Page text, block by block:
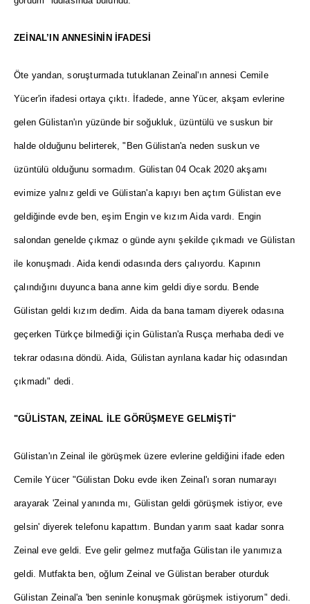
ZEİNAL’IN ANNESİNİN İFADESİ
Öte yandan, soruşturmada tutuklanan Zeinal'ın annesi Cemile
Yücer'in ifadesi ortaya çıktı. İfadede, anne Yücer, akşam evlerine
gelen Gülistan'ın yüzünde bir soğukluk, üzüntülü ve suskun bir
halde olduğunu belirterek, "Ben Gülistan'a neden suskun ve
üzüntülü olduğunu sormadım. Gülistan 04 Ocak 2020 akşamı
evimize yalnız geldi ve Gülistan'a kapıyı ben açtım Gülistan eve
geldiğinde evde ben, eşim Engin ve kızım Aida vardı. Engin
salondan genelde çıkmaz o günde aynı şekilde çıkmadı ve Gülistan
ile konuşmadı. Aida kendi odasında ders çalıyordu. Kapının
çalındığını duyunca bana anne kim geldi diye sordu. Bende
Gülistan geldi kızım dedim. Aida da bana tamam diyerek odasına
geçerken Türkçe bilmediği için Gülistan'a Rusça merhaba dedi ve
tekrar odasına döndü. Aida, Gülistan ayrılana kadar hiç odasından
çıkmadı" dedi.
"GÜLİSTAN, ZEİNAL İLE GÖRÜŞMEYE GELMİŞTİ"
Gülistan'ın Zeinal ile görüşmek üzere evlerine geldiğini ifade eden
Cemile Yücer "Gülistan Doku evde iken Zeinal'ı soran numarayı
arayarak 'Zeinal yanında mı, Gülistan geldi görüşmek istiyor, eve
gelsin' diyerek telefonu kapattım. Bundan yarım saat kadar sonra
Zeinal eve geldi. Eve gelir gelmez mutfağa Gülistan ile yanımıza
geldi. Mutfakta ben, oğlum Zeinal ve Gülistan beraber oturduk
Gülistan Zeinal'a 'ben seninle konuşmak görüşmek istiyorum" dedi.